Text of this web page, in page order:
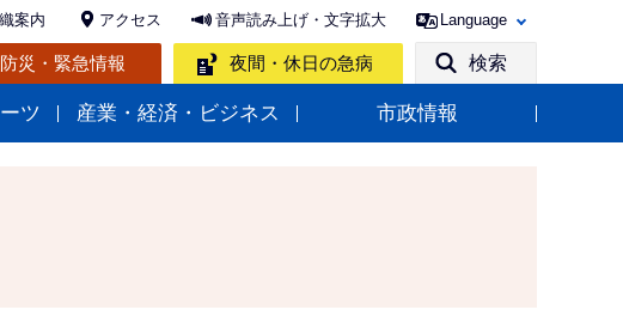
案内 アクセス 音声読み上げ・文字拡大 Language
防災・緊急情報 夜間・休日の急病 検索
ツ 産業・経済・ビジネス 市政情報